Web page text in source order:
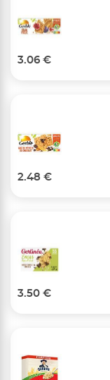
3.06 €
2.48 €
3.50 €